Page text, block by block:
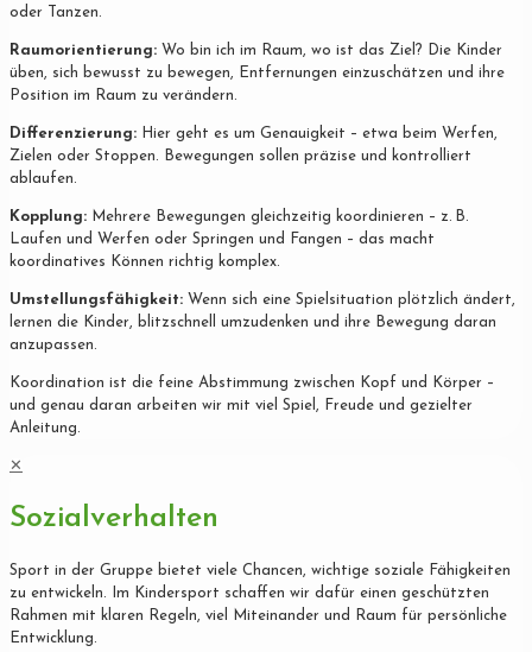
oder Tanzen.
Raumorientierung: Wo bin ich im Raum, wo ist das Ziel? Die Kinder
üben, sich bewusst zu bewegen, Entfernungen einzuschätzen und ihre
Position im Raum zu verändern.
Differenzierung: Hier geht es um Genauigkeit – etwa beim Werfen,
Zielen oder Stoppen. Bewegungen sollen präzise und kontrolliert
ablaufen.
Kopplung: Mehrere Bewegungen gleichzeitig koordinieren – z. B.
Laufen und Werfen oder Springen und Fangen – das macht
koordinatives Können richtig komplex.
Umstellungsfähigkeit: Wenn sich eine Spielsituation plötzlich ändert,
lernen die Kinder, blitzschnell umzudenken und ihre Bewegung daran
anzupassen.
Koordination ist die feine Abstimmung zwischen Kopf und Körper –
und genau daran arbeiten wir mit viel Spiel, Freude und gezielter
Anleitung.
✕
Sozialverhalten
Sport in der Gruppe bietet viele Chancen, wichtige soziale Fähigkeiten
zu entwickeln. Im Kindersport schaffen wir dafür einen geschützten
Rahmen mit klaren Regeln, viel Miteinander und Raum für persönliche
Entwicklung.